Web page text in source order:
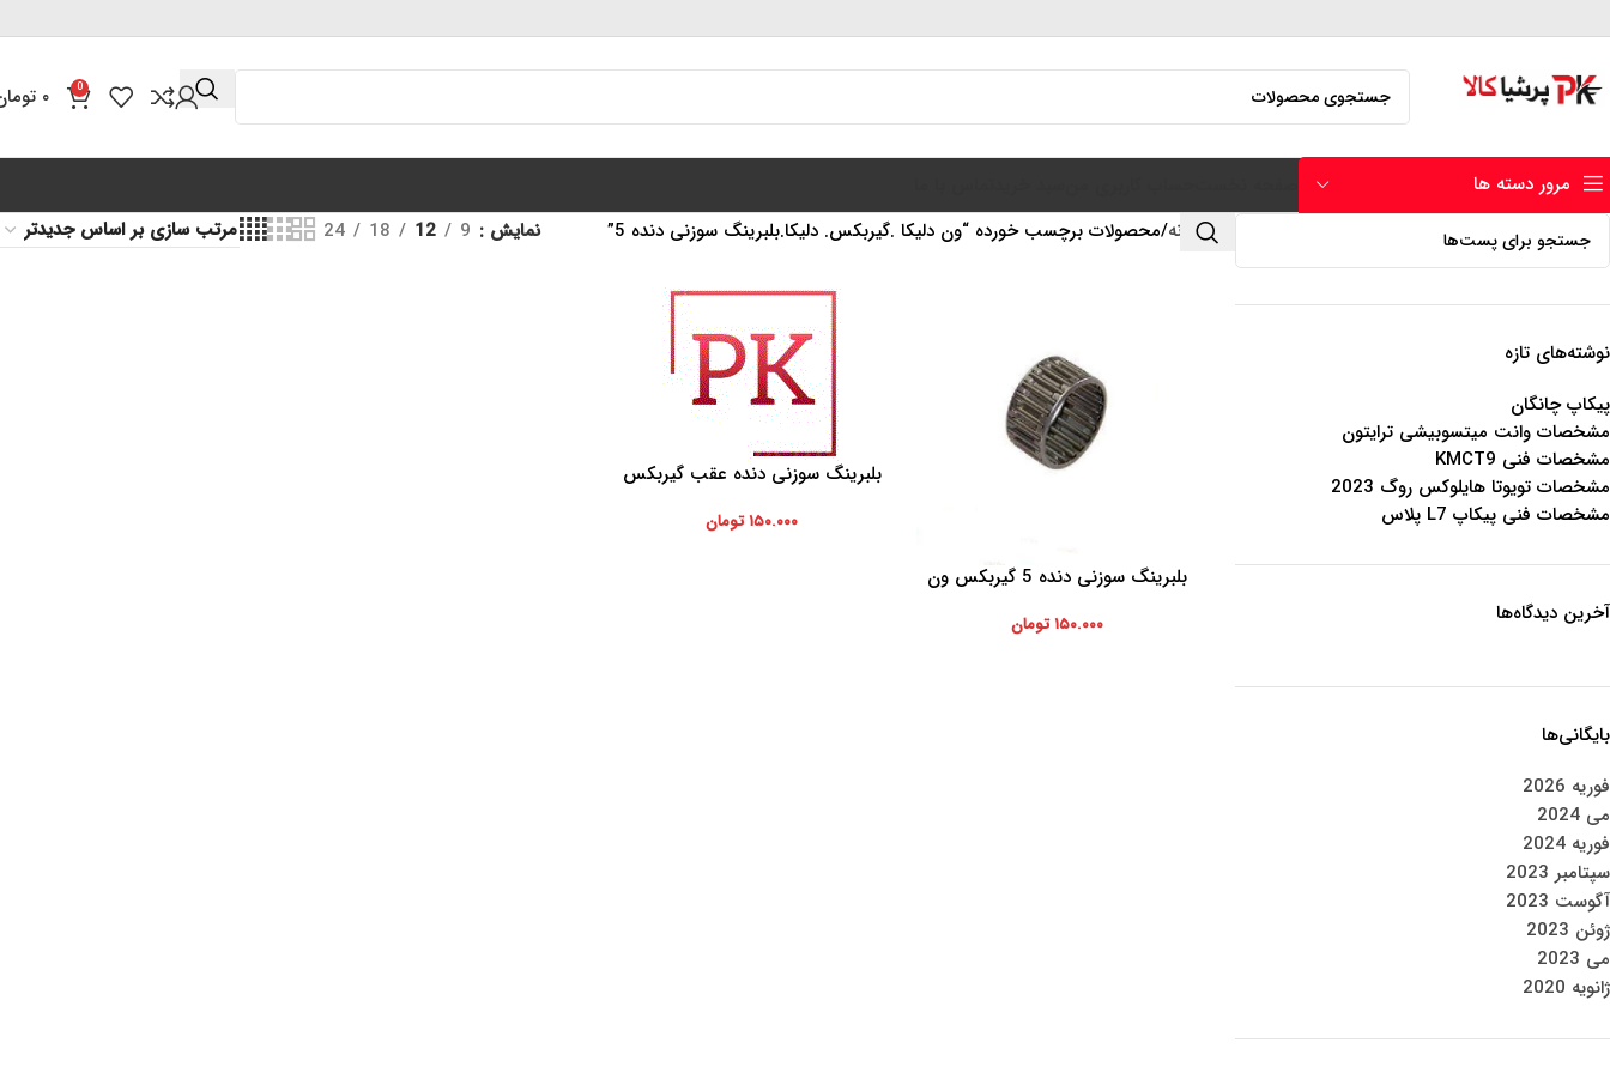
0 ۰
مرور دسته ها
نوشته‌های تازه
پیکاپ چانگان
مشخصات وانت میتسوبیشی ترایتون
مشخصات فنی KMCT9
مشخصات تویوتا هایلوکس روگ 2023
مشخصات فنی پیکاپ L7 پلاس
آخرین دیدگاه‌ها
بایگانی‌ها
فوریه 2026
می 2024
فوریه 2024
سپتامبر 2023
آگوست 2023
ژوئن 2023
می 2023
ژانویه 2020
خانه محصولات برچسب خورده “ون دلیکا .گیربکس. دلیکا.بلبرینگ سوزنی دنده 5” نمایش 9
12
18
24
افزودن به سبد خرید
بلبرینگ سوزنی دنده 5 گیربکس ون
۱۵۰.۰۰۰تومان
افزودن به سبد خرید
بلبرینگ سوزنی دنده عقب گیربکس
۱۵۰.۰۰۰تومان